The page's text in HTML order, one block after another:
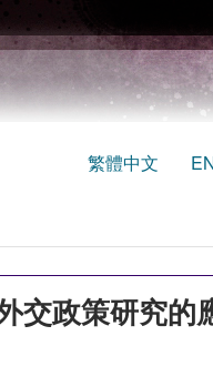
繁體中文
交政策研究的